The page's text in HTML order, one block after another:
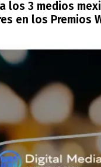
los 3 medios
en los Premios